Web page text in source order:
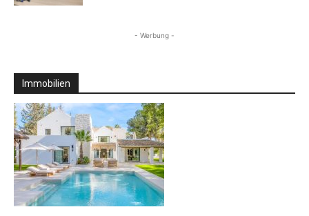
- Werbung -
Immobilien